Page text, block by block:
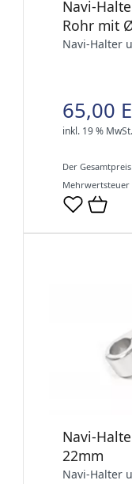
Navi-
Rohr mit
Navi-Halter
65,00
inkl. 19 % MwSt.
Der
Navi-
22mm
Navi-Halter